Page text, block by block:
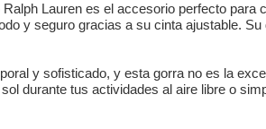
Lauren es el accesorio perfecto
y seguro gracias a su cinta ajustable.
y sofisticado, y esta gorra no es la
durante tus actividades al aire libre o